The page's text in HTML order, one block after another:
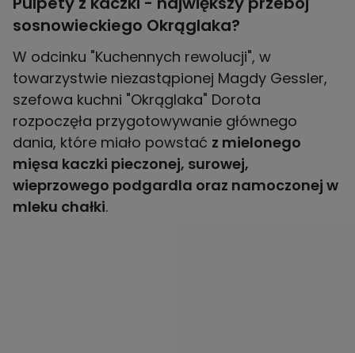
sosnowieckiego Okrąglaka?
W odcinku "Kuchennych rewolucji", w
towarzystwie niezastąpionej Magdy Gessler,
szefowa kuchni "Okrąglaka" Dorota
rozpoczęła przygotowywanie głównego
dania, które miało powstać z mielonego
mięsa kaczki pieczonej, surowej,
wieprzowego podgardla oraz namoczonej w
mleku chałki.